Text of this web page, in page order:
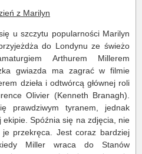
z Marilyn
u szczytu popularności Marilyn
do Londynu ze świeżo
Arthurem Millerem
gwiazda ma zagrać w filmie
dzieła i odtwórcą głównej roli
Olivier (Kenneth Branagh).
prawdziwym tyranem, jednak
ekipie. Spóźnia się na zdjęcia, nie
przekręca. Jest coraz bardziej
kiedy Miller wraca do Stanów